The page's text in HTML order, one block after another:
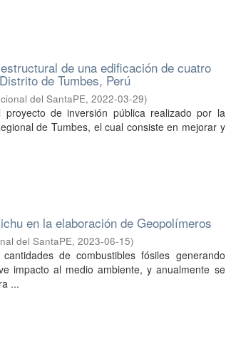
de una edificación de cuatro
de Tumbes, Perú
del SantaPE,2022-03-29)
de inversión pública realizado por la
de Tumbes, el cual consiste en mejorar y
en la elaboración de Geopolímeros
del SantaPE,2023-06-15)
de combustibles fósiles generando
impacto al medio ambiente, y anualmente se
...